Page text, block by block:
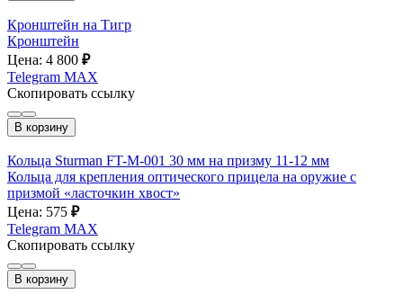
Кронштейн на Тигр
Кронштейн
Цена: 4 800 ₽
Telegram MAX
Скопировать ссылку
В корзину
Кольца Sturman FT-M-001 30 мм на призму 11-12 мм
Кольца для крепления оптического прицела на оружие с
призмой «ласточкин хвост»
Цена: 575 ₽
Telegram MAX
Скопировать ссылку
В корзину